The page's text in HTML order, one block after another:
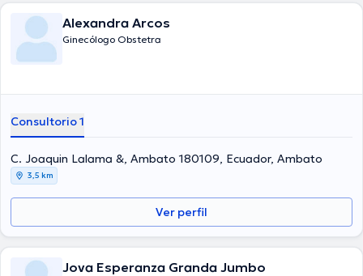
Alexandra Arcos
Ginecólogo Obstetra
Consultorio 1
C. Joaquin Lalama &, Ambato 180109, Ecuador, Ambato
3,5 km
Ver perfil
Jova Esperanza Granda Jumbo